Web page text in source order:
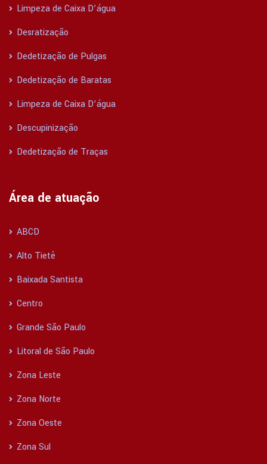
Limpeza de Caixa D’água
Desratização
Dedetização de Pulgas
Dedetização de Baratas
Limpeza de Caixa D’água
Descupinização
Dedetização de Traças
Área de atuação
ABCD
Alto Tietê
Baixada Santista
Centro
Grande São Paulo
Litoral de São Paulo
Zona Leste
Zona Norte
Zona Oeste
Zona Sul